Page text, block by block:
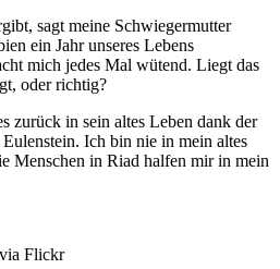
sagt meine Schwiegermutter
ein Jahr unseres Lebens
mich jedes Mal wütend. Liegt das
oder richtig?
zurück in sein altes Leben dank der
Ich bin nie in mein altes
Menschen in Riad halfen mir in mein
Flickr